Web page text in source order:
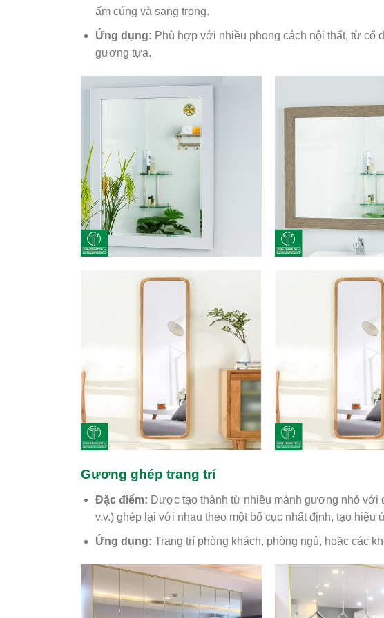
ấm cúng và sang trọng.
Ứng dụng: Phù hợp với nhiều phong cách nội thất, từ cổ
gương tựa.
Gương ghép trang trí
Đặc điểm: Được tạo thành từ nhiều mảnh gương nhỏ với
v.v.) ghép lại với nhau theo một bố cục nhất định, tạo hiệu
Ứng dụng: Trang trí phòng khách, phòng ngủ, hoặc các